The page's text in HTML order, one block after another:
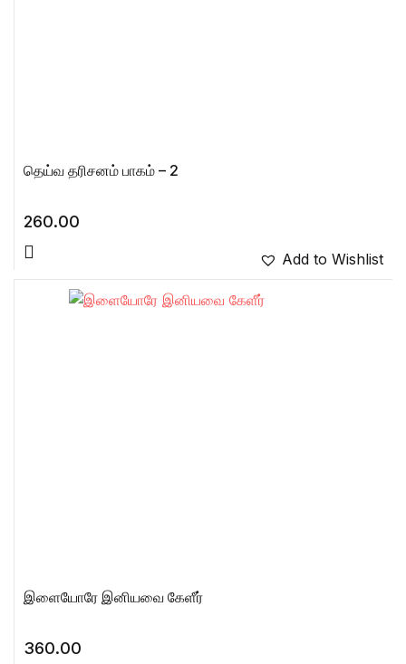
தெய்வ தரிசனம் பாகம் – 2
260.00
Add to Wishlist
இளையோரே இனியவை கேளீர்
360.00